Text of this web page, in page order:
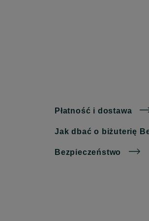
Płatność i dostawa
Jak dbać o biżuterię
Bezpieczeństwo